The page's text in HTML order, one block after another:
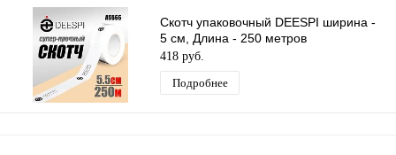
Скотч упаковочный DEESPI ширина -
5 см, Длина - 250 метров
418 руб.
Подробнее